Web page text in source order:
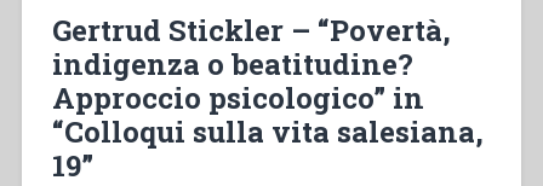
Gertrud Stickler – “Povertà,
indigenza o beatitudine?
Approccio psicologico” in
“Colloqui sulla vita salesiana,
19”